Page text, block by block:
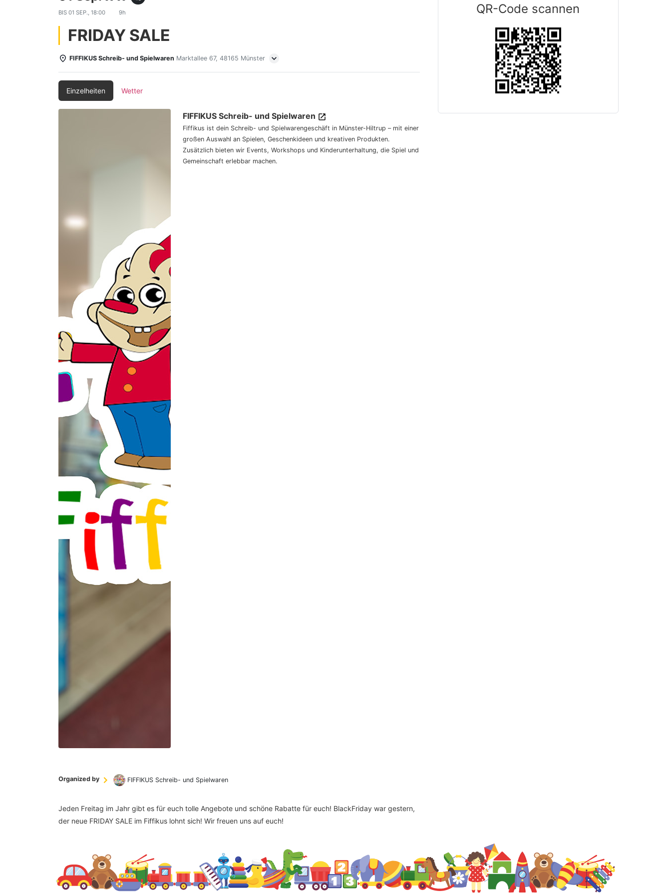
BIS 01 SEP., 18:00 9h
FRIDAY SALE
FIFFIKUS Schreib- und Spielwaren Marktallee 67, 48165 Münster
Einzelheiten Wetter
FIFFIKUS Schreib- und Spielwaren
Fiffikus ist dein Schreib- und Spielwarengeschäft in Münster-Hiltrup – mit einer
großen Auswahl an Spielen, Geschenkideen und kreativen Produkten.
Zusätzlich bieten wir Events, Workshops und Kinderunterhaltung, die Spiel und
Gemeinschaft erlebbar machen.
Organized by FIFFIKUS Schreib- und Spielwaren
Jeden Freitag im Jahr gibt es für euch tolle Angebote und schöne Rabatte für euch! BlackFriday war gestern,
der neue FRIDAY SALE im Fiffikus lohnt sich! Wir freuen uns auf euch!
QR-Code scannen